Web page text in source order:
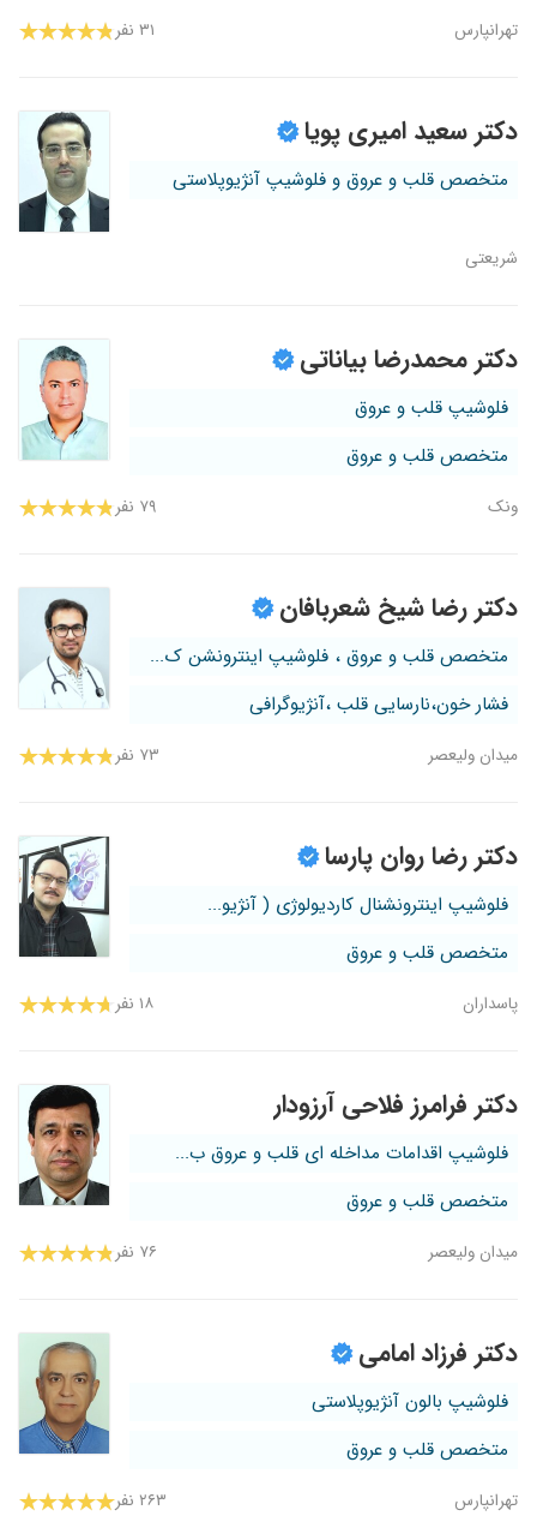
تهرانپارس ۳۱ نفر
دکتر سعید امیری پویا
متخصص قلب و عروق و فلوشیپ آنژیوپلاستی
شریعتی
دکتر محمدرضا بیاناتی
فلوشیپ قلب و عروق
متخصص قلب و عروق
ونک ۷۹ نفر
دکتر رضا شیخ شعربافان
متخصص قلب و عروق ، فلوشیپ اینترونشن ک...
فشار خون،نارسایی قلب ،آنژیوگرافی
میدان ولیعصر ۷۳ نفر
دکتر رضا روان پارسا
فلوشیپ اینترونشنال کاردیولوژی ( آنژیو...
متخصص قلب و عروق
پاسداران ۱۸ نفر
دکتر فرامرز فلاحی آرزودار
فلوشیپ اقدامات مداخله ای قلب و عروق ب...
متخصص قلب و عروق
میدان ولیعصر ۷۶ نفر
دکتر فرزاد امامی
فلوشیپ بالون آنژیوپلاستی
متخصص قلب و عروق
تهرانپارس ۲۶۳ نفر